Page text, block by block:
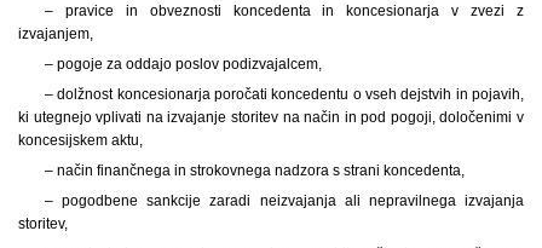
– pravice in obveznosti koncedenta in koncesionarja v zvezi z
izvajanjem,
– pogoje za oddajo poslov podizvajalcem,
– dolžnost koncesionarja poročati koncedentu o vseh dejstvih in pojavih,
ki utegnejo vplivati na izvajanje storitev na način in pod pogoji, določenimi v
koncesijskem aktu,
– način finančnega in strokovnega nadzora s strani koncedenta,
– pogodbene sankcije zaradi neizvajanja ali nepravilnega izvajanja
storitev,